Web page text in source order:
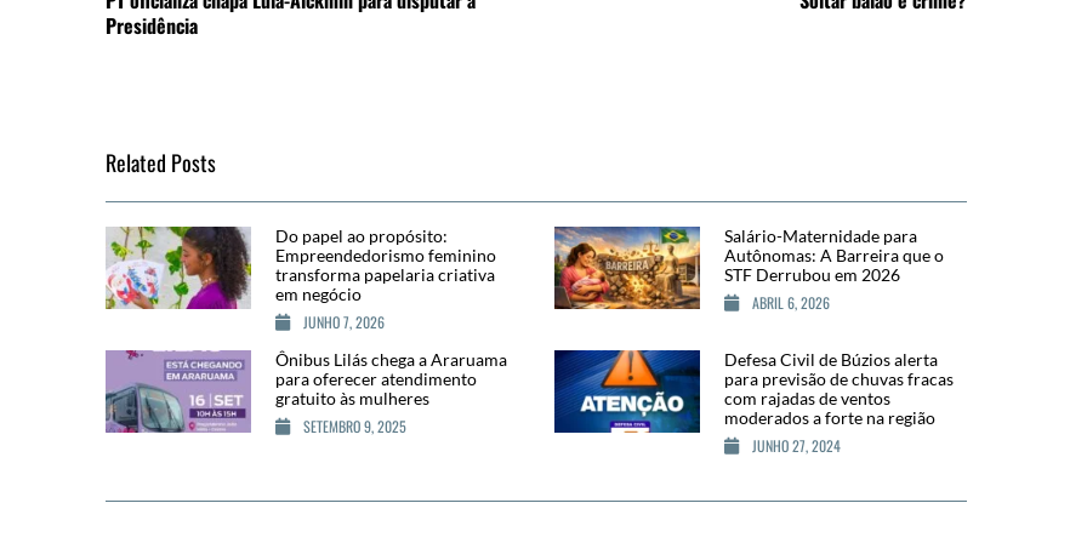
Presidência
Related Posts
Do papel ao propósito:
Empreendedorismo feminino
transforma papelaria criativa
em negócio
JUNHO 7, 2026
Salário-Maternidade para
Autônomas: A Barreira que o
STF Derrubou em 2026
ABRIL 6, 2026
Ônibus Lilás chega a Araruama
para oferecer atendimento
gratuito às mulheres
SETEMBRO 9, 2025
Defesa Civil de Búzios alerta
para previsão de chuvas fracas
com rajadas de ventos
moderados a forte na região
JUNHO 27, 2024